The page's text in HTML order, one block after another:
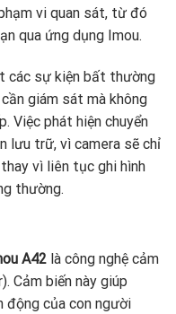
vi quan sát, từ đó
qua ứng dụng Imou.
các sự kiện bất thường
giám sát mà không
Việc phát hiện chuyển
lưu trữ, vì camera sẽ chỉ
vì liên tục ghi hình
thường.
A42 là công nghệ cảm
Cảm biến này giúp
động của con người